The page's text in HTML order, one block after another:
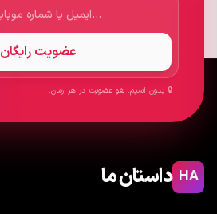
عضویت رایگان
🔒 بدون اسپم. لغو عضویت در هر زمان.
HA داستان ما